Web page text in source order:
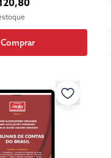
Comprar